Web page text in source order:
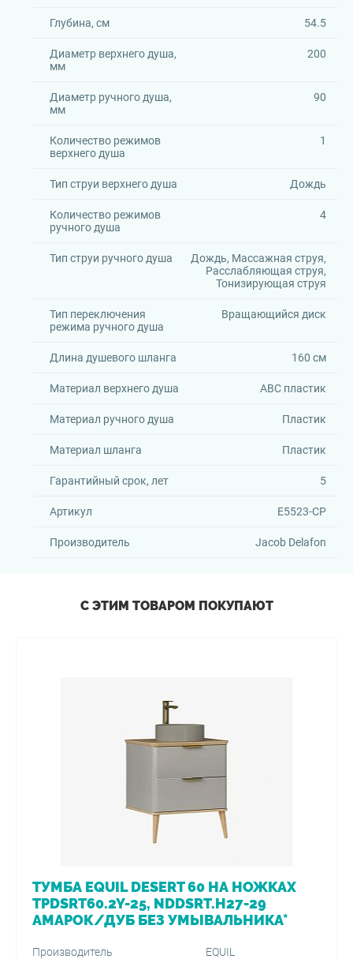
Глубина, см 54.5
Диаметр верхнего душа,
мм
200
Диаметр ручного душа,
мм
90
Количество режимов
верхнего душа
1
Тип струи верхнего душа Дождь
Количество режимов
ручного душа
4
Тип струи ручного душа
Дождь, Массажная струя,
Расслабляющая струя,
Тонизирующая струя
Тип переключения
режима ручного душа
Вращающийся диск
Длина душевого шланга 160 см
Материал верхнего душа АВС пластик
Материал ручного душа Пластик
Материал шланга Пластик
Гарантийный срок, лет 5
Артикул E5523-CP
Производитель Jacob Delafon
С ЭТИМ ТОВАРОМ ПОКУПАЮТ
ТУМБА EQUIL DESERT 60 НА НОЖКАХ
TPDSRT60.2Y-25, NDDSRT.H27-29
АМАРОК/ДУБ БЕЗ УМЫВАЛЬНИКА*
Производитель
EQUIL